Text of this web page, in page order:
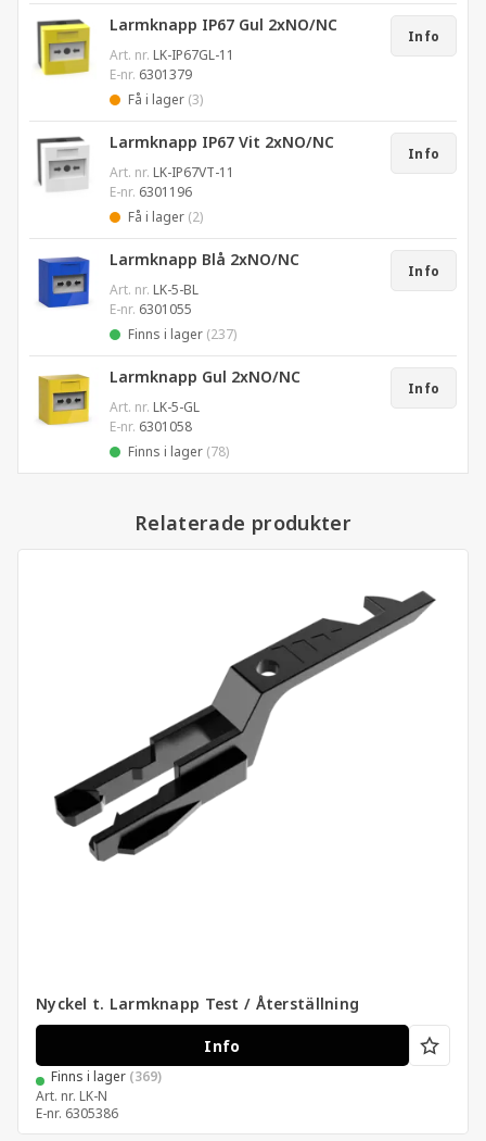
Larmknapp IP67 Gul 2xNO/NC
Art. nr. LK-IP67GL-11
E-nr. 6301379
Få i lager (3)
Info
Larmknapp IP67 Vit 2xNO/NC
Art. nr. LK-IP67VT-11
E-nr. 6301196
Få i lager (2)
Info
Larmknapp Blå 2xNO/NC
Art. nr. LK-5-BL
E-nr. 6301055
Finns i lager (237)
Info
Larmknapp Gul 2xNO/NC
Art. nr. LK-5-GL
E-nr. 6301058
Finns i lager (78)
Info
Relaterade produkter
Nyckel t. Larmknapp Test / Återställning
Info
Finns i lager (369)
Art. nr. LK-N
E-nr. 6305386